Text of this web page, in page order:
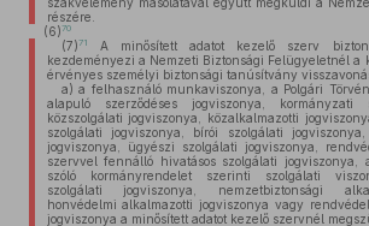
részére.
(6)70
(7)71
A minősített adatot kezelő szerv
kezdeményezi a Nemzeti Biztonsági Felügyeletnél a
érvényes személyi biztonsági tanúsítvány
a) a felhasználó munkaviszonya, a Polgári
alapuló szerződéses jogviszonya, kormányzati
közszolgálati jogviszonya, közalkalmazotti
szolgálati jogviszonya, bírói szolgálati
jogviszonya, ügyészi szolgálati jogviszonya,
szervvel fennálló hivatásos szolgálati jogviszonya,
szóló kormányrendelet szerinti szolgálati
szolgálati jogviszonya, nemzetbiztonsági
honvédelmi alkalmazotti jogviszonya vagy
jogviszonya a minősített adatot kezelő szervnél